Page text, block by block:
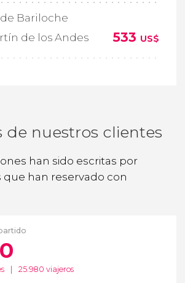
Bariloche
de los Andes
533 US$
de nuestros clientes
han sido escritas por
que han reservado con
25.980 viajeros